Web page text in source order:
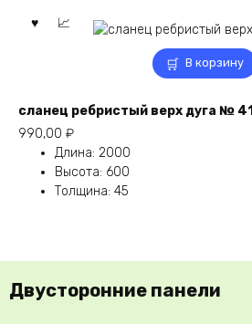
В корзину
сланец ребристый верх дуга № 41
990,00 ₽
Длина: 2000
Высота: 600
Толщина: 45
Двусторонние панели